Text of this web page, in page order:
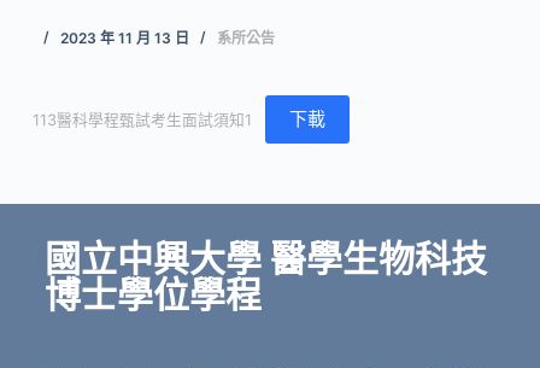
2023 年 11 月 13 日 系所公告
113醫科學程甄試考生面試須知1 下載
國立中興大學 醫學生物科技
博士學位學程